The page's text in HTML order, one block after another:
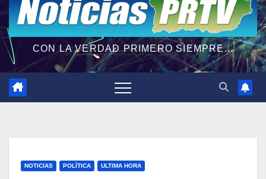
CON LA VERDAD PRIMERO SIEMPRE...
NOTICIAS POLÍTICA ULTIMA HORA